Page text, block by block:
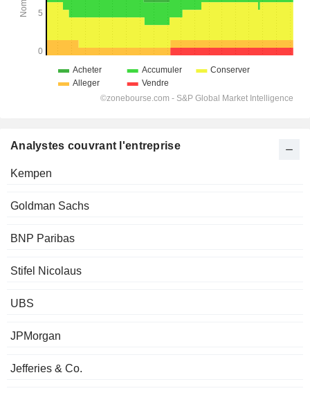
Analystes couvrant l'entreprise
Kempen
Goldman Sachs
BNP Paribas
Stifel Nicolaus
UBS
JPMorgan
Jefferies & Co.